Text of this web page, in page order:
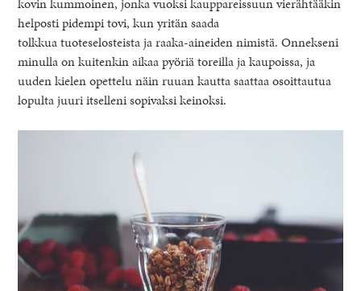
helposti pidempi tovi, kun yritän saada
tolkkua tuoteselosteista ja raaka-aineiden nimistä. Onnekseni
minulla on kuitenkin aikaa pyöriä toreilla ja kaupoissa, ja
uuden kielen opettelu näin ruuan kautta saattaa osoittautua
lopulta juuri itselleni sopivaksi keinoksi.